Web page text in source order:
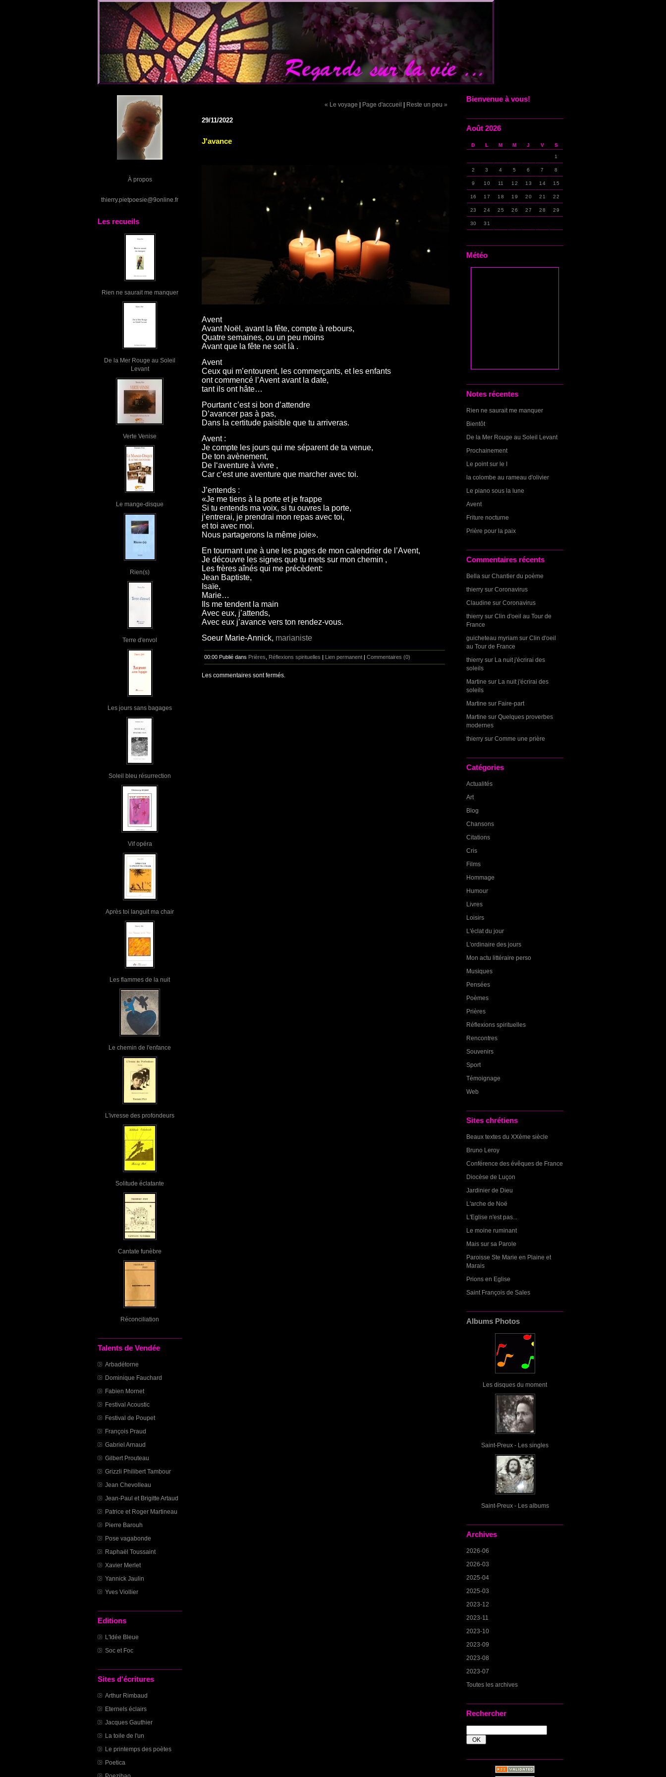
À propos
thierry.pietpoesie@9online.fr
Les recueils
Rien ne saurait me manquer
De la Mer Rouge au Soleil
Levant
Verte Venise
Le mange-disque
Rien(s)
Terre d'envol
Les jours sans bagages
Soleil bleu résurrection
Vif opéra
Après toi languit ma chair
Les flammes de la nuit
Le chemin de l'enfance
L'ivresse des profondeurs
Solitude éclatante
Cantate funèbre
Réconciliation
Talents de Vendée
Arbadétorne
Dominique Fauchard
Fabien Mornet
Festival Acoustic
Festival de Poupet
François Praud
Gabriel Arnaud
Gilbert Prouteau
Grizzli Philibert Tambour
Jean Chevolleau
Jean-Paul et Brigitte Artaud
Patrice et Roger Martineau
Pierre Barouh
Pose vagabonde
Raphaël Toussaint
Xavier Merlet
Yannick Jaulin
Yves Viollier
Editions
L'Idée Bleue
Soc et Foc
Sites d'écritures
Arthur Rimbaud
Eternels éclairs
Jacques Gauthier
La toile de l'un
Le printemps des poètes
Poetica
Bienvenue à vous!
Août 2026
D L M M J V S
1
2 3 4 5 6 7 8
9 10 11 12 13 14 15
16 17 18 19 20 21 22
23 24 25 26 27 28 29
30 31
Météo
Notes récentes
Rien ne saurait me manquer
Bientôt
De la Mer Rouge au Soleil Levant
Prochainement
Le point sur le I
la colombe au rameau d'olivier
Le piano sous la lune
Avent
Friture nocturne
Prière pour la paix
Commentaires récents
Bella sur Chantier du poème
thierry sur Coronavirus
Claudine sur Coronavirus
thierry sur Clin d'oeil au Tour de
France
guicheteau myriam sur Clin d'oeil
au Tour de France
thierry sur La nuit j'écrirai des
soleils
Martine sur La nuit j'écrirai des
soleils
Martine sur Faire-part
Martine sur Quelques proverbes
modernes
thierry sur Comme une prière
Catégories
Actualités
Art
Blog
Chansons
Citations
Cris
Films
Hommage
Humour
Livres
Loisirs
L'éclat du jour
L'ordinaire des jours
Mon actu littéraire perso
Musiques
Pensées
Poèmes
Prières
Réflexions spirituelles
Rencontres
Souvenirs
Sport
Témoignage
Web
Sites chrétiens
Beaux textes du XXème siècle
Bruno Leroy
Conférence des évêques de France
Diocèse de Luçon
Jardinier de Dieu
L'arche de Noë
L'Eglise n'est pas...
Le moine ruminant
Mais sur sa Parole
Paroisse Ste Marie en Plaine et
Marais
Prions en Eglise
Saint François de Sales
Albums Photos
Les disques du moment
Saint-Preux - Les singles
Saint-Preux - Les albums
Archives
2026-06
2026-03
2025-04
2025-03
2023-12
2023-11
2023-10
2023-09
2023-08
2023-07
Toutes les archives
Rechercher
« Le voyage | Page d'accueil | Reste un peu »
29/11/2022
J'avance
Avent
Avant Noël, avant la fête, compte à rebours,
Quatre semaines, ou un peu moins
Avant que la fête ne soit là .
Avent
Ceux qui m’entourent, les commerçants, et les enfants
ont commencé l’Avent avant la date,
tant ils ont hâte…
Pourtant c’est si bon d’attendre
D’avancer pas à pas,
Dans la certitude paisible que tu arriveras.
Avent :
Je compte les jours qui me séparent de ta venue,
De ton avènement,
De l‘aventure à vivre ,
Car c’est une aventure que marcher avec toi.
J’entends :
«Je me tiens à la porte et je frappe
Si tu entends ma voix, si tu ouvres la porte,
j’entrerai, je prendrai mon repas avec toi,
et toi avec moi.
Nous partagerons la même joie».
En tournant une à une les pages de mon calendrier de l’Avent,
Je découvre les signes que tu mets sur mon chemin ,
Les frères aînés qui me précèdent:
Jean Baptiste,
Isaïe,
Marie…
Ils me tendent la main
Avec eux, j’attends,
Avec eux j’avance vers ton rendez-vous.
Soeur Marie-Annick, marianiste
00:00 Publié dans Prières, Réflexions spirituelles Lien permanent Commentaires (0)
Les commentaires sont fermés.